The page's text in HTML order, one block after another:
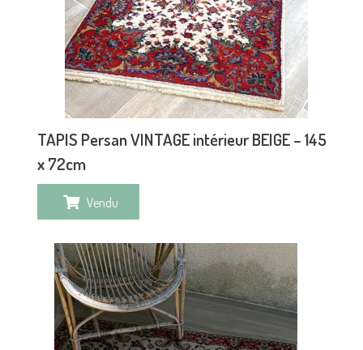
TAPIS Persan VINTAGE intérieur BEIGE – 145
x 72cm
Vendu